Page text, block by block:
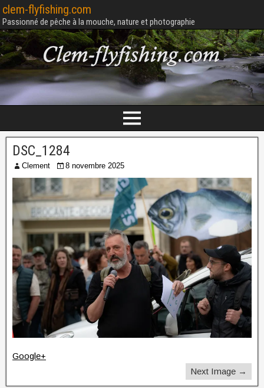
clem-flyfishing.com
Passionné de pêche à la mouche, nature et photographie
DSC_1284
Clement 8 novembre 2025
Google+
Next Image →